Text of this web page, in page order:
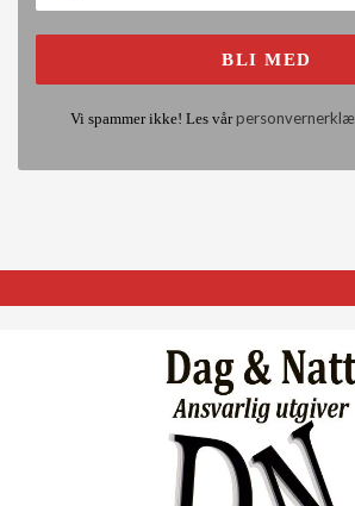
Vi spammer ikke! Les vår